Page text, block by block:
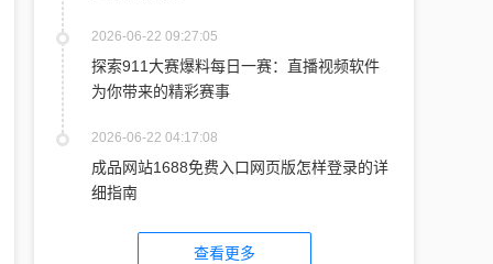
2026-06-22 09:27:05
探索911大赛爆料每日一赛：直播视频软件
为你带来的精彩赛事
2026-06-22 04:17:08
成品网站1688免费入口网页版怎样登录的详
细指南
查看更多